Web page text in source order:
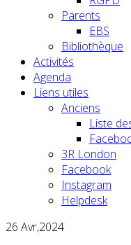
Parents
EBS
Bibliothèque
Activités
Agenda
Liens utiles
Anciens
Liste
3R London
Facebook
Instagram
Helpdesk
26 Avr,2024